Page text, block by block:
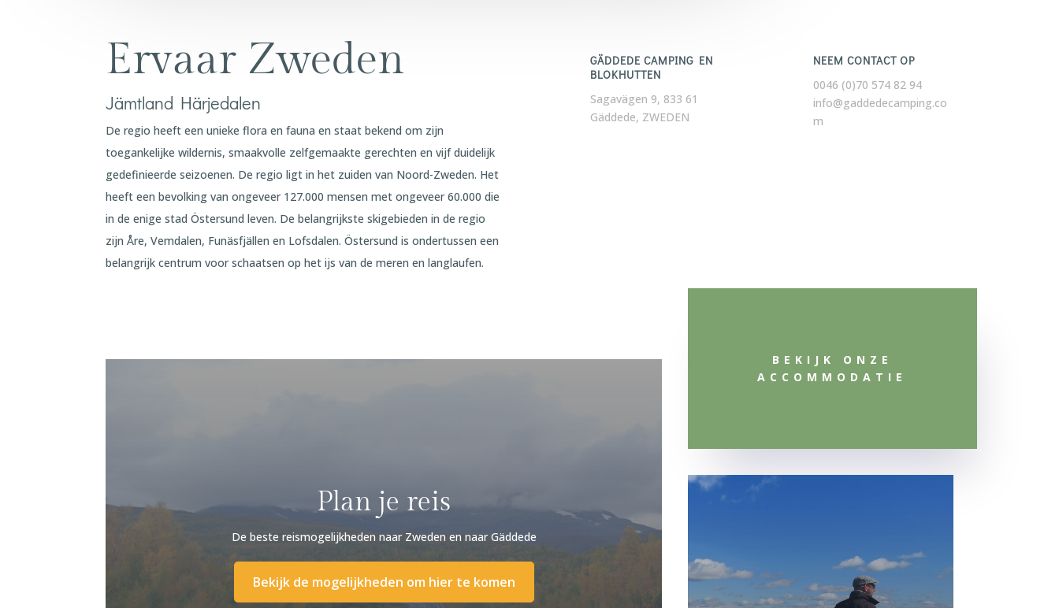
Ervaar Zweden
Jämtland Härjedalen
De regio heeft een unieke flora en fauna en staat bekend om zijn
toegankelijke wildernis, smaakvolle zelfgemaakte gerechten en vijf duidelijk
gedefinieerde seizoenen. De regio ligt in het zuiden van Noord-Zweden. Het
heeft een bevolking van ongeveer 127.000 mensen met ongeveer 60.000 die
in de enige stad Östersund leven. De belangrijkste skigebieden in de regio
zijn Åre, Vemdalen, Funäsfjällen en Lofsdalen. Östersund is ondertussen een
belangrijk centrum voor schaatsen op het ijs van de meren en langlaufen.
GÄDDEDE CAMPING EN
BLOKHUTTEN
Sagavägen 9, 833 61
Gäddede, ZWEDEN
NEEM CONTACT OP
0046 (0)70 574 82 94
info@gaddedecamping.co
m
Plan je reis
De beste reismogelijkheden naar Zweden en naar Gäddede
Bekijk de mogelijkheden om hier te komen
BEKIJK ONZE
ACCOMMODATIE